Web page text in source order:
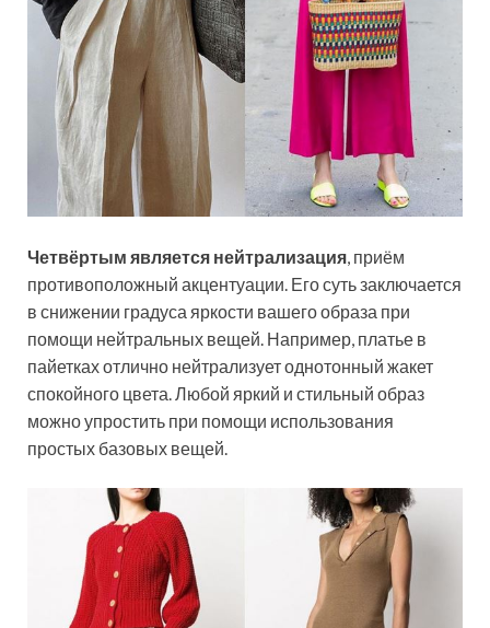
Четвёртым является нейтрализация, приём
противоположный акцентуации. Его суть заключается
в снижении градуса яркости вашего образа при
помощи нейтральных вещей. Например, платье в
пайетках отлично нейтрализует однотонный жакет
спокойного цвета. Любой яркий и стильный образ
можно упростить при помощи использования
простых базовых вещей.